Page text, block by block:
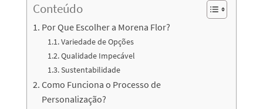
Conteúdo
Por Que Escolher a Morena Flor?
Variedade de Opções
Qualidade Impecável
Sustentabilidade
Como Funciona o Processo de
Personalização?